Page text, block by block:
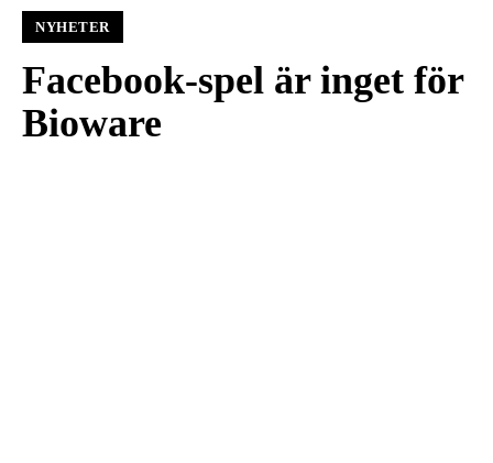
NYHETER
Facebook-spel är inget för
Bioware